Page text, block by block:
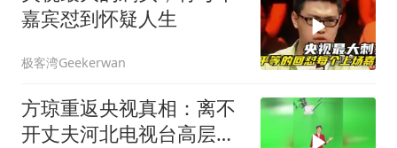
嘉宾怼到怀疑人生
极客湾Geekerwan
方琼重返央视真相：离不
开丈夫河北电视台高层的